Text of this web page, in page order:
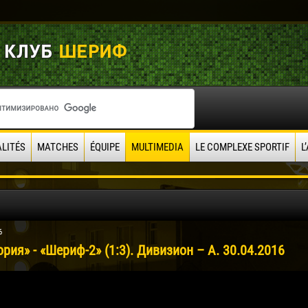
MATCHES ÉQUIPE MULTIMEDIA LE COMPLEXE SPORTIF
- «Шериф-2» (1:3). Дивизион – А. 30.04.2016